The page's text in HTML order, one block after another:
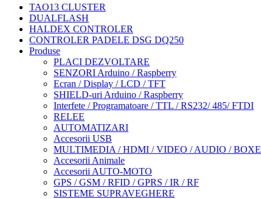
TAO13 CLUSTER
DUALFLASH
HALDEX CONTROLER
CONTROLER PADELE DSG DQ250
Produse
PLACI DEZVOLTARE
SENZORI Arduino / Raspberry
Ecran / Display / LCD / TFT
SHIELD-uri Arduino / Raspberry
Interfete / Programatoare / TTL / RS232/ 485/ FTDI
RELEE
AUTOMATIZARI
Accesorii USB
MULTIMEDIA / HDMI / VIDEO / AUDIO / BOXE
Accesorii Animale
Accesorii AUTO-MOTO
GPS / GSM / RFID / GPRS / IR / RF
SISTEME SUPRAVEGHERE